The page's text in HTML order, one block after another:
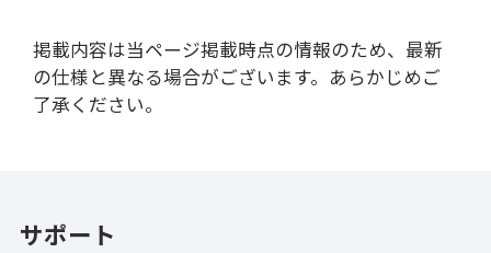
掲載内容は当ページ掲載時点の情報のため、最新
の仕様と異なる場合がございます。あらかじめご
了承ください。
サポート